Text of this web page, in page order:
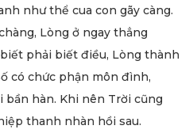
như thể cua con gãy càng.
Lòng ở ngay thẳng
phải biết điều, Lòng thành
có chức phận môn đình,
hàn. Khi nên Trời cũng
thanh nhàn hồi sau.